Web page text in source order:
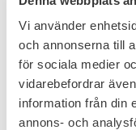
Vi använder
och annonserna till
för sociala medier
vidarebefordrar
information från din
annons- och
Add to favorites